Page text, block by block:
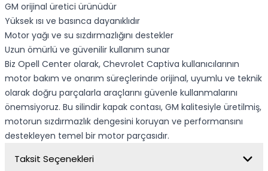
GM orijinal üretici ürünüdür
Yüksek ısı ve basınca dayanıklıdır
Motor yağı ve su sızdırmazlığını destekler
Uzun ömürlü ve güvenilir kullanım sunar
Biz Opell Center olarak, Chevrolet Captiva kullanıcılarının
motor bakım ve onarım süreçlerinde orijinal, uyumlu ve teknik
olarak doğru parçalarla araçlarını güvenle kullanmalarını
önemsiyoruz. Bu silindir kapak contası, GM kalitesiyle üretilmiş,
motorun sızdırmazlık dengesini koruyan ve performansını
destekleyen temel bir motor parçasıdır.
Taksit Seçenekleri